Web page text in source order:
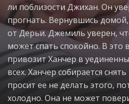
ли поблизости Джихан. Он
прогнать. Вернувшись
от Дерьи. Джемиль уверен,
может спать спокойно. В это
привозит Ханчер в
всех. Ханчер собирается
просит ее не делать этого,
холодно. Она не может